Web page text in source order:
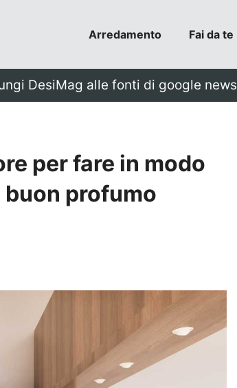
Arredamento Fai da te
DesiMag alle fonti di google news
per fare in modo
buon profumo